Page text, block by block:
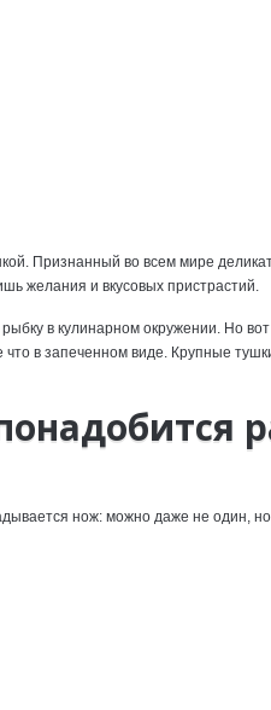
Признанный во всем мире
желания и вкусовых пристрастий.
в кулинарном окружении. Но
в запеченном виде. Крупные
нож: можно даже не один,